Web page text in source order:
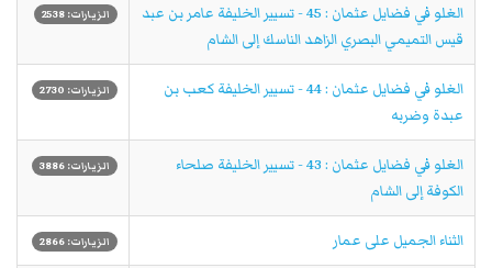
الغلو في فضايل عثمان : 45 - تسيير الخليفة عامر بن عبد
قيس التميمي البصري الزاهد الناسك إلى الشام
الزيارات: 2538
الغلو في فضايل عثمان : 44 - تسيير الخليفة كعب بن
عبدة وضربه
الزيارات: 2730
الغلو في فضايل عثمان : 43 - تسيير الخليفة صلحاء
الكوفة إلى الشام
الزيارات: 3886
الثناء الجميل على عمار الزيارات: 2866